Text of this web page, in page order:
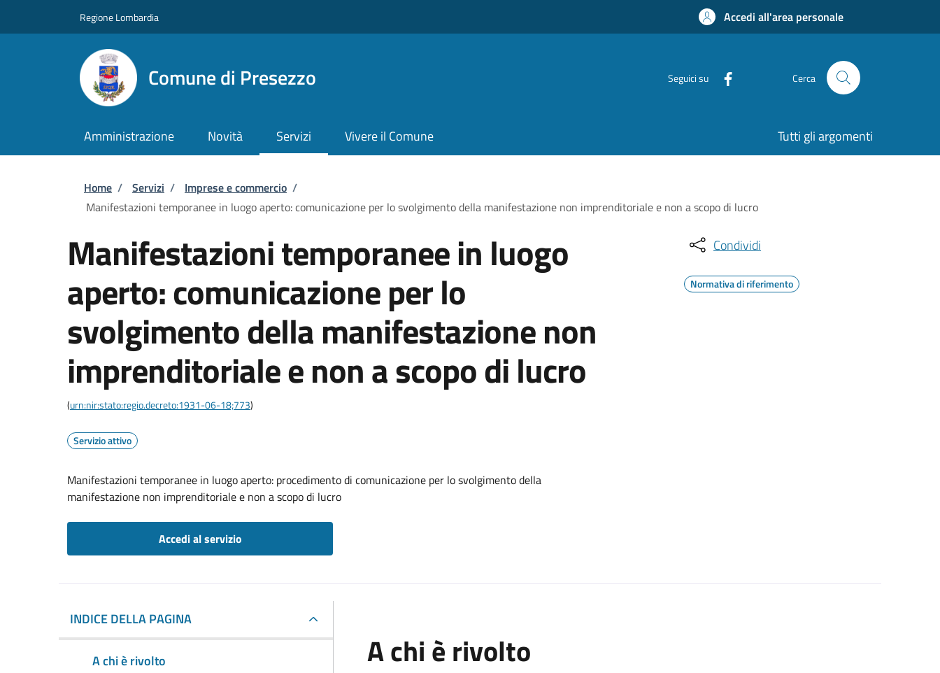
Regione Lombardia Accedi all'area personale
Comune di Presezzo Seguici su Cerca
Amministrazione Novità Servizi Vivere il Comune Tutti gli argomenti
Briciole di pane
Home / Servizi / Imprese e commercio /
Manifestazioni temporanee in luogo aperto: comunicazione per lo svolgimento della manifestazione non imprenditoriale e non a scopo di lucro
Manifestazioni temporanee in luogo
aperto: comunicazione per lo
svolgimento della manifestazione non
imprenditoriale e non a scopo di lucro
(urn:nir:stato:regio.decreto:1931-06-18;773)
Servizio attivo
Manifestazioni temporanee in luogo aperto: procedimento di comunicazione per lo svolgimento della
manifestazione non imprenditoriale e non a scopo di lucro
Accedi al servizio
Condividi
Normativa di riferimento
INDICE DELLA PAGINA
A chi è rivolto
A chi è rivolto